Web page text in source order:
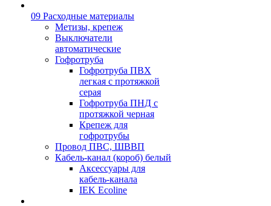
09 Расходные материалы
Метизы, крепеж
Выключатели
автоматические
Гофротруба
Гофротруба ПВХ
легкая с протяжкой
серая
Гофротруба ПНД с
протяжкой черная
Крепеж для
гофротрубы
Провод ПВС, ШВВП
Кабель-канал (короб) белый
Аксессуары для
кабель-канала
IEK Ecoline